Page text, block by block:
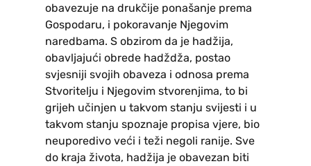
obavezuje na drukčije ponašanje prema
Gospodaru, i pokoravanje Njegovim
naredbama. S obzirom da je hadžija,
obavljajući obrede hadždža, postao
svjesniji svojih obaveza i odnosa prema
Stvoritelju i Njegovim stvorenjima, to bi
grijeh učinjen u takvom stanju svijesti i u
takvom stanju spoznaje propisa vjere, bio
neuporedivo veći i teži negoli ranije. Sve
do kraja života, hadžija je obavezan biti